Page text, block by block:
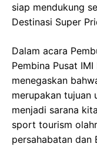
siap mendukung
Destinasi Super
Dalam acara
Pembina Pusat
menegaskan
merupakan tujuan
menjadi sarana
sport tourism
persahabatan dan